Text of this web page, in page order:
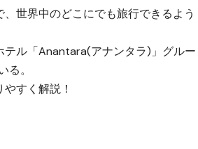
世界中のどこにでも旅行できるよう
テル「Anantara(アナンタラ)」グルー
る。
すく解説！